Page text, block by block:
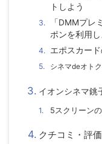
トしよう
「DMMプレ
ポンを利用し
エポスカー
シネマdeオトク
イオンシネマ銚
5スクリーン
クチコミ・評価